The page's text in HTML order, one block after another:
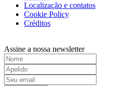
Sagredo Venetian Duplo
Consulte Mais informação
Localização e contatos
Cookie Policy
Créditos
Assine a nossa newsletter